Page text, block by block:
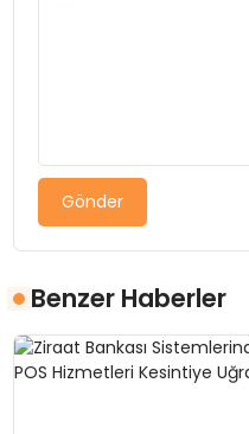
Gönder
Benzer Haberler